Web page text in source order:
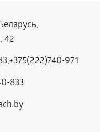
42
,+375(222)740-971
833